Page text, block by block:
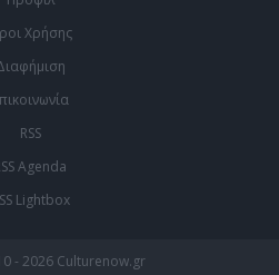
Χρήσης
RSS
Agenda
Lightbox
- 2026 Culturenow.gr